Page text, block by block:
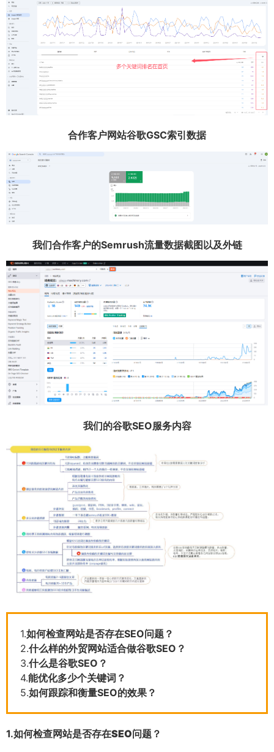
合作客户网站谷歌GSC索引数据
我们合作客户的Semrush流量数据截图以及外链
我们的谷歌SEO服务内容
1.如何检查网站是否存在SEO问题？
2.什么样的外贸网站适合做谷歌SEO？
3.什么是谷歌SEO？
4.能优化多少个关键词？
5.如何跟踪和衡量SEO的效果？
1.如何检查网站是否存在SEO问题？